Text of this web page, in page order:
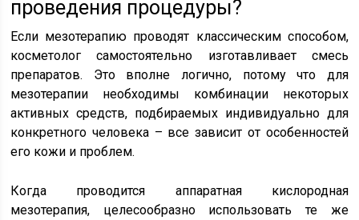
проведения процедуры?
Если мезотерапию проводят классическим способом,
косметолог самостоятельно изготавливает смесь
препаратов. Это вполне логично, потому что для
мезотерапии необходимы комбинации некоторых
активных средств, подбираемых индивидуально для
конкретного человека – все зависит от особенностей
его кожи и проблем.
Когда проводится аппаратная кислородная
мезотерапия, целесообразно использовать те же